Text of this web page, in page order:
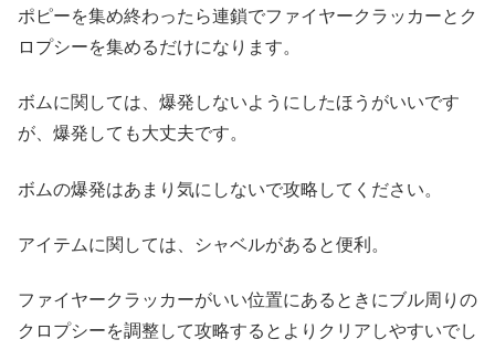
ポピーを集め終わったら連鎖でファイヤークラッカーとク
ロプシーを集めるだけになります。
ボムに関しては、爆発しないようにしたほうがいいです
が、爆発しても大丈夫です。
ボムの爆発はあまり気にしないで攻略してください。
アイテムに関しては、シャベルがあると便利。
ファイヤークラッカーがいい位置にあるときにブル周りの
クロプシーを調整して攻略するとよりクリアしやすいでし